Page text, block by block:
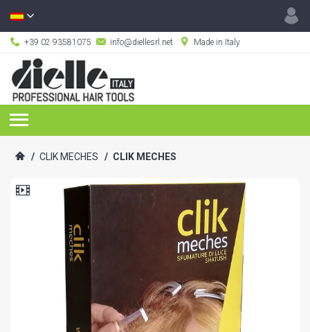
+39 02 93581075 info@diellesrl.net Made in Italy
/ CLIK MECHES / CLIK MECHES